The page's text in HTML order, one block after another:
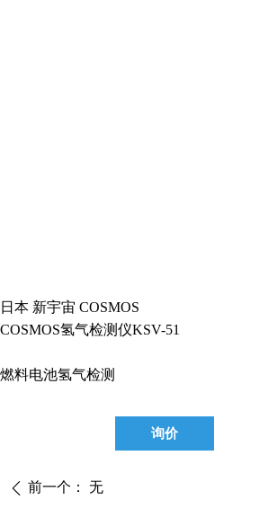
日本 新宇宙 COSMOS
COSMOS氢气检测仪KSV-51
燃料电池氢气检测
询价
ꄴ 前一个： 无